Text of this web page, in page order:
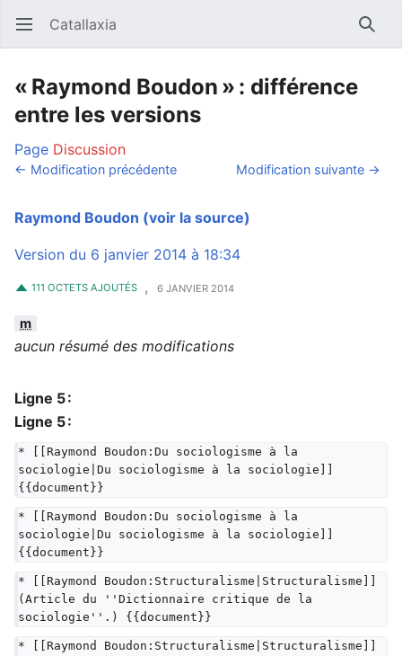
Ouvrir le menu principal Catallaxia
« Raymond Boudon » : différence
entre les versions
Page Discussion
← Modification précédente Modification suivante →
Raymond Boudon (voir la source)
Version du 6 janvier 2014 à 18:34
111 OCTETS AJOUTÉS , 6 JANVIER 2014
m
aucun résumé des modifications
Ligne 5 :
Ligne 5 :
* [[Raymond Boudon:Du sociologisme à la
sociologie|Du sociologisme à la sociologie]]
{{document}}
* [[Raymond Boudon:Du sociologisme à la
sociologie|Du sociologisme à la sociologie]]
{{document}}
* [[Raymond Boudon:Structuralisme|Structuralisme]]
(Article du ''Dictionnaire critique de la
sociologie''.) {{document}}
* [[Raymond Boudon:Structuralisme|Structuralisme]]